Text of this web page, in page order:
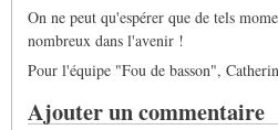
On ne peut qu'espérer que de tels
nombreux dans l'avenir !
Pour l'équipe "Fou de basson",
Ajouter un commentaire